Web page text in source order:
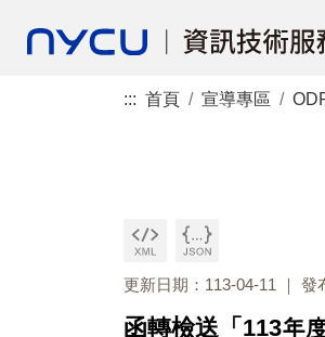
::: 首頁 宣導專區
更新日期：113-04-11 發
函轉檢送「113年